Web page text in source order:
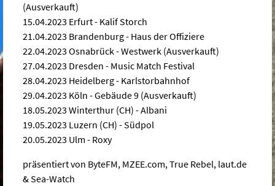
(Ausverkauft)
15.04.2023 Erfurt - Kalif Storch
21.04.2023 Brandenburg - Haus der Offiziere
22.04.2023 Osnabrück - Westwerk (Ausverkauft)
27.04.2023 Dresden - Music Match Festival
28.04.2023 Heidelberg - Karlstorbahnhof
29.04.2023 Köln - Gebäude 9 (Ausverkauft)
18.05.2023 Winterthur (CH) - Albani
19.05.2023 Luzern (CH) - Südpol
20.05.2023 Ulm - Roxy
präsentiert von ByteFM, MZEE.com, True Rebel, laut.de
& Sea-Watch